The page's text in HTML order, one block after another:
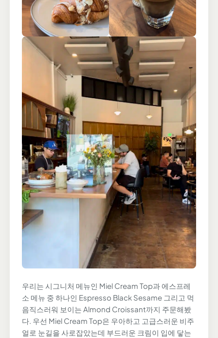
우리는 시그니처 메뉴인 Miel Cream Top과 에스프레
소 메뉴 중 하나인 Espresso Black Sesame 그리고 먹
음직스러워 보이는 Almond Croissant까지 주문해봤
다. 우선 Miel Cream Top은 우아하고 고급스러운 비주
얼로 눈길을 사로잡았는데 부드러운 크림이 입에 닿는